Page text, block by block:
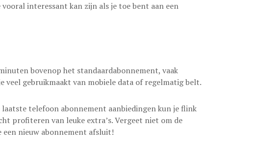
interessant kan zijn als je toe bent aan een
bovenop het standaardabonnement, vaak
veel gebruikmaakt van mobiele data of regelmatig belt.
telefoon abonnement aanbiedingen kun je flink
profiteren van leuke extra’s. Vergeet niet om de
nieuw abonnement afsluit!